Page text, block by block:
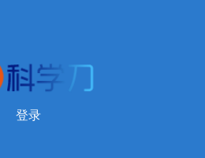
登录